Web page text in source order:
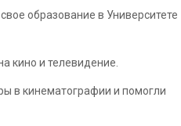
образование в Университете
кино и телевидение.
в кинематографии и помогли